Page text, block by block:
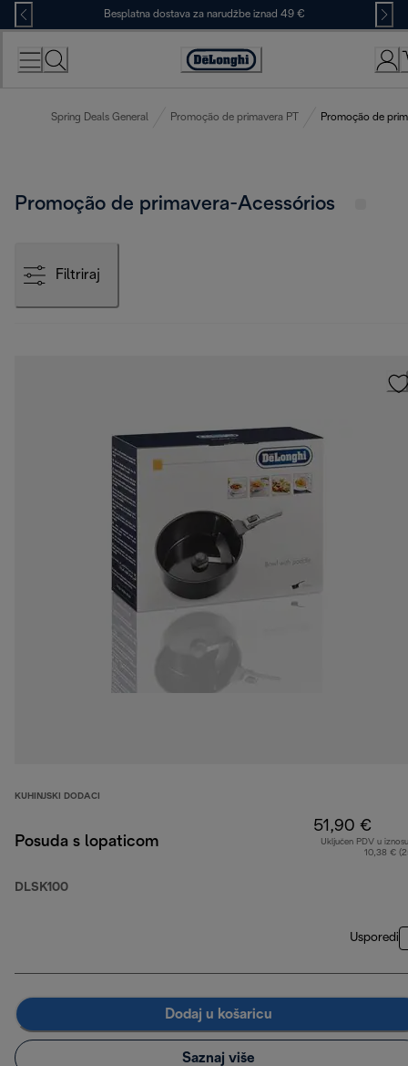
Skip
to
Content
Besplatna dostava za narudžbe iznad 49 €
Accessibility
Spring Deals General Promoção de primavera PT Promoção de
Promoção de primavera-Acessórios
Filtriraj
KUHINJSKI DODACI
Posuda s lopaticom
DLSK100
51,90 €
Uključen PDV u
10,38 €
Usporedi
Dodaj u košaricu
Saznaj više